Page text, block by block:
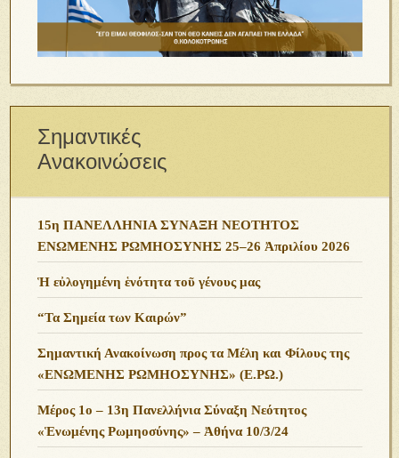
Σημαντικές
Ανακοινώσεις
15η ΠΑΝΕΛΛΗΝΙΑ ΣΥΝΑΞΗ ΝΕΟΤΗΤΟΣ
ΕΝΩΜΕΝΗΣ ΡΩΜΗΟΣΥΝΗΣ 25–26 Ἀπριλίου 2026
Ἡ εὐλογημένη ἑνότητα τοῦ γένους μας
“Τα Σημεία των Καιρών”
Σημαντική Ανακοίνωση προς τα Μέλη και Φίλους της
«ΕΝΩΜΕΝΗΣ ΡΩΜΗΟΣΥΝΗΣ» (Ε.ΡΩ.)
Μέρος 1ο – 13η Πανελλήνια Σύναξη Νεότητος
«Ἑνωμένης Ρωμηοσύνης» – Ἀθήνα 10/3/24